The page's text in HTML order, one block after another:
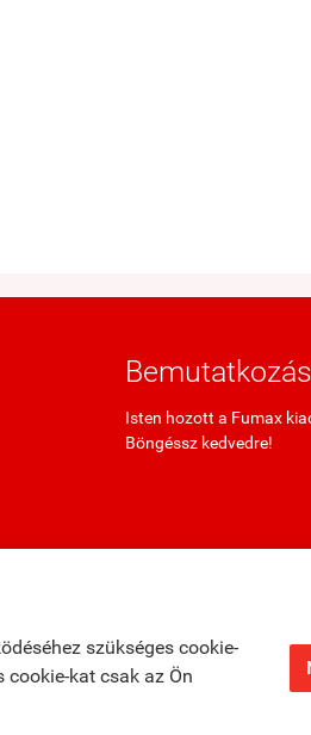
szükséges cookie-
kat csak az Ön
Bemutatkozás
Isten hozott a Fumax
Böngéssz kedvedre!